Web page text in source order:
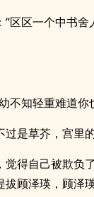
区区一个中书
不知轻重难道你
是草芥，宫里
得自己被欺负
顾泽瑛，顾泽